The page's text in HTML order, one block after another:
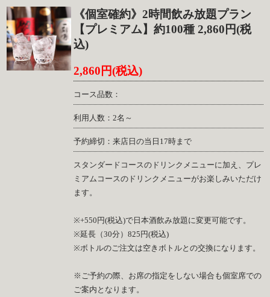
《個室確約》2時間飲み放題プラン
【プレミアム】約100種 2,860円(税
込)
2,860円(税込)
コース品数：
利用人数：2名～
予約締切：来店日の当日17時まで
スタンダードコースのドリンクメニューに加え、プレ
ミアムコースのドリンクメニューがお楽しみいただけ
ます。
※+550円(税込)で日本酒飲み放題に変更可能です。
※延長（30分）825円(税込)
※ボトルのご注文は空きボトルとの交換になります。
※ご予約の際、お席の指定をしない場合も個室席での
ご案内となります。